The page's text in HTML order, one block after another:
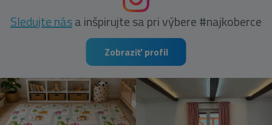
Sledujte nása inšpirujte sa pri výbere #najkoberce
Zobraziť profil